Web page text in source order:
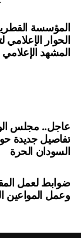
المؤسسة
الحوار الإعلامي
المشهد الإعلامي
عاجل.. مجلس
تفاصيل جديدة
السودان الحرة
ضوابط لعمل
وعمل المواعين